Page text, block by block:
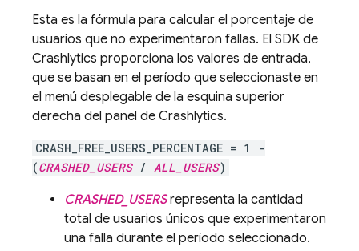
Esta es la fórmula para calcular el porcentaje de
usuarios que no experimentaron fallas. El SDK de
Crashlytics proporciona los valores de entrada,
que se basan en el período que seleccionaste en
el menú desplegable de la esquina superior
derecha del panel de Crashlytics.
CRASH_FREE_USERS_PERCENTAGE = 1 -
(CRASHED_USERS/ ALL_USERS)
CRASHED_USERSrepresenta la cantidad
total de usuarios únicos que experimentaron
una falla durante el período seleccionado.